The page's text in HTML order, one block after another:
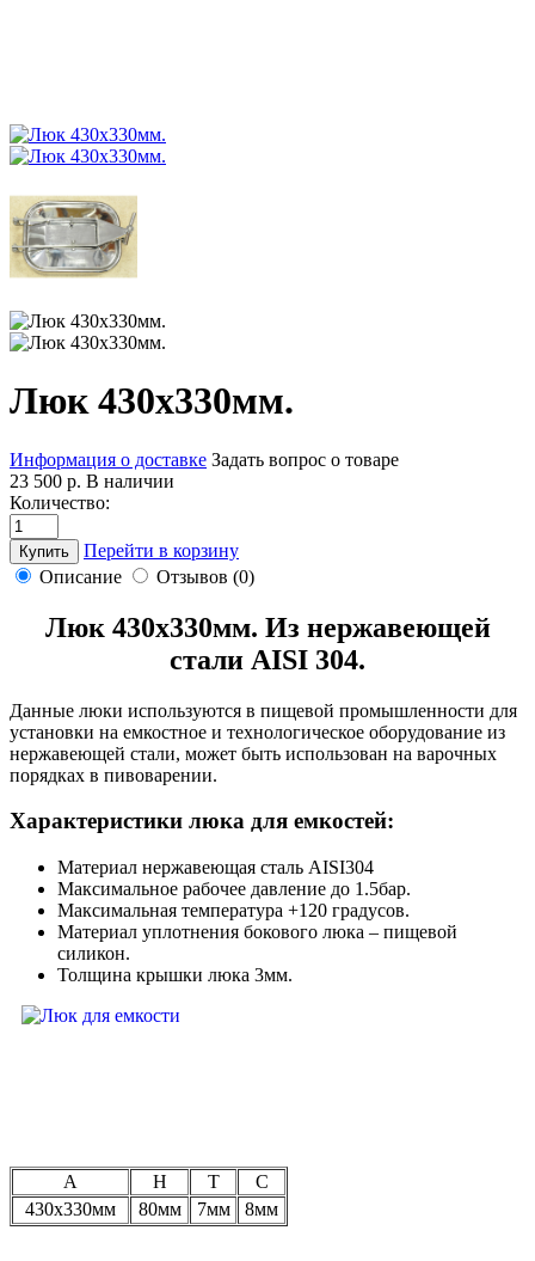
Люк 430х330мм.
Информация о доставке Задать вопрос о товаре
23 500 р. В наличии
Количество:
Купить
Перейти в корзину
Описание
Отзывов (0)
Люк 430х330мм. Из нержавеющей
стали AISI 304.
Данные люки используются в пищевой промышленности для
установки на емкостное и технологическое оборудование из
нержавеющей стали, может быть использован на варочных
порядках в пивоварении.
Характеристики люка для емкостей:
Материал нержавеющая сталь AISI304
Максимальное рабочее давление до 1.5бар.
Максимальная температура +120 градусов.
Материал уплотнения бокового люка – пищевой
силикон.
Толщина крышки люка 3мм.
A H T
C
430х330мм
80мм 7мм 8мм